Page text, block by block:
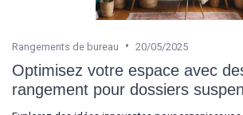
Rangements de bureau • 20/05/2025
Optimisez votre espace avec
rangement pour dossiers